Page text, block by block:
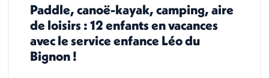
Paddle, canoë-kayak, camping, aire
de loisirs : 12 enfants en vacances
avec le service enfance Léo du
Bignon !